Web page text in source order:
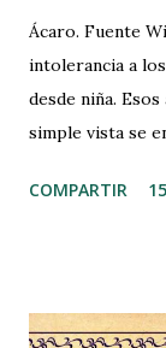
Ácaro. Fuente
intolerancia a
desde niña.
simple vista se
quizás algo
dejar claro, que
COMPARTIR